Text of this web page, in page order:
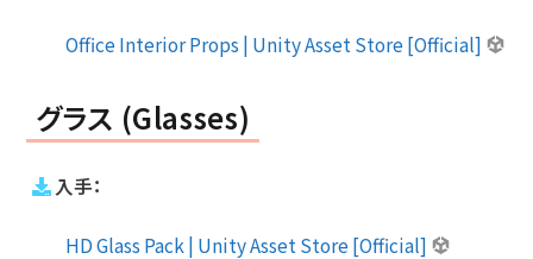
Office Interior Props | Unity Asset Store [Official]
グラス (Glasses)
入手：
HD Glass Pack | Unity Asset Store [Official]